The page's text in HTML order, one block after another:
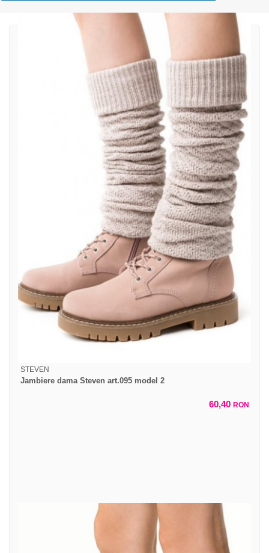
STEVEN
Jambiere dama Steven art.095 model 2
60,40 RON